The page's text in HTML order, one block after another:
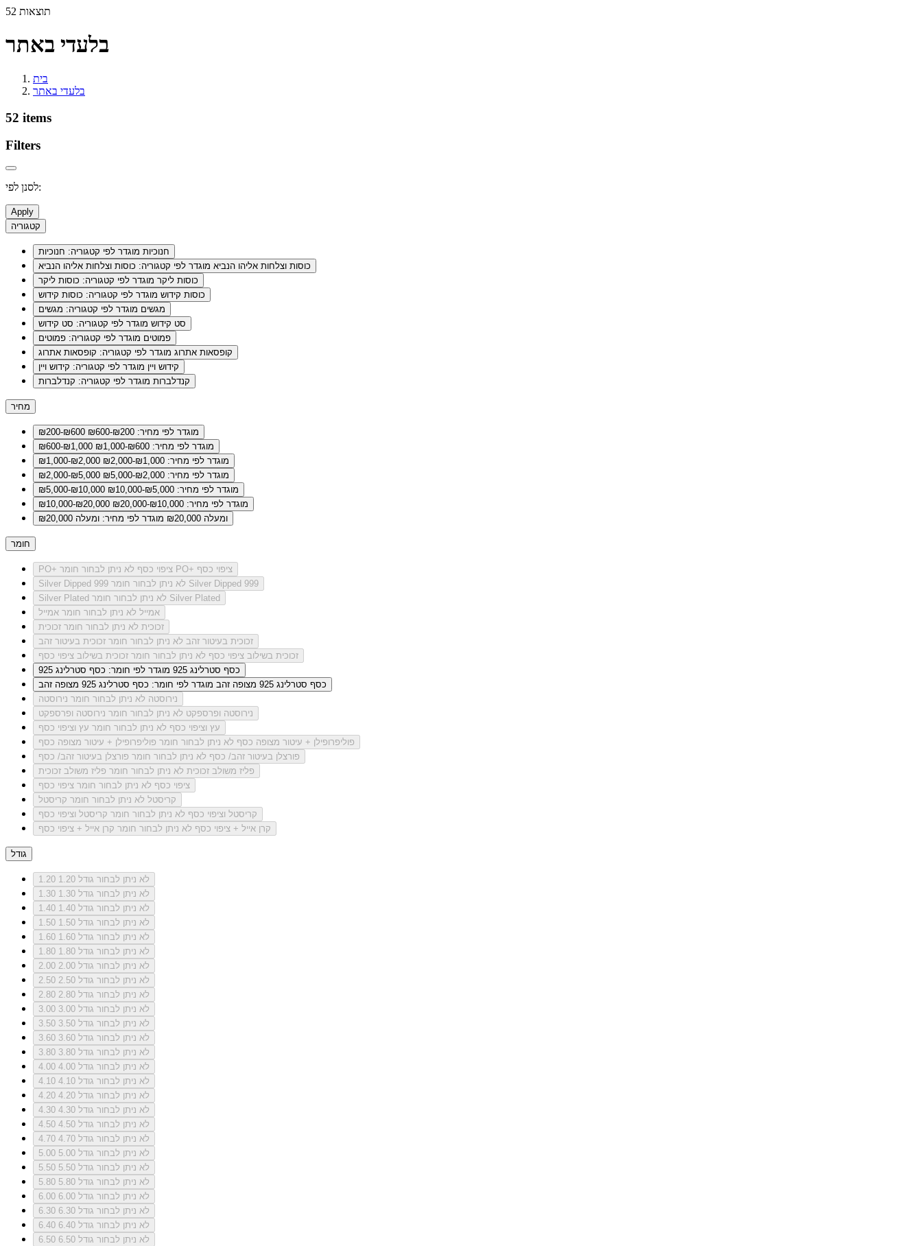
52 תוצאות
בלעדי באתר
בית
בלעדי באתר
52 items
Filters
לסנן לפי:
Apply
קטגוריה
חנוכיות מוגדר לפי קטגוריה: חנוכיות
כוסות וצלחות אליהו הנביא מוגדר לפי קטגוריה: כוסות וצלחות אליהו הנביא
כוסות ליקר מוגדר לפי קטגוריה: כוסות ליקר
כוסות קידוש מוגדר לפי קטגוריה: כוסות קידוש
מגשים מוגדר לפי קטגוריה: מגשים
סט קידוש מוגדר לפי קטגוריה: סט קידוש
פמוטים מוגדר לפי קטגוריה: פמוטים
קופסאות אתרוג מוגדר לפי קטגוריה: קופסאות אתרוג
קידוש ויין מוגדר לפי קטגוריה: קידוש ויין
קנדלברות מוגדר לפי קטגוריה: קנדלברות
מחיר
₪200-₪600
מוגדר לפי מחיר: ₪200-₪600
₪600-₪1,000
מוגדר לפי מחיר: ₪600-₪1,000
₪1,000-₪2,000
מוגדר לפי מחיר: ₪1,000-₪2,000
₪2,000-₪5,000
מוגדר לפי מחיר: ₪2,000-₪5,000
₪5,000-₪10,000
מוגדר לפי מחיר: ₪5,000-₪10,000
₪10,000-₪20,000
מוגדר לפי מחיר: ₪10,000-₪20,000
ומעלה ₪20,000
מוגדר לפי מחיר: ומעלה ₪20,000
חומר
PO+ ציפוי כסף
לא ניתן לבחור חומר PO+ ציפוי כסף
Silver Dipped 999
לא ניתן לבחור חומר Silver Dipped 999
Silver Plated
לא ניתן לבחור חומר Silver Plated
אמייל לא ניתן לבחור חומר אמייל
זכוכית לא ניתן לבחור חומר זכוכית
זכוכית בעיטור זהב לא ניתן לבחור חומר זכוכית בעיטור זהב
זכוכית בשילוב ציפוי כסף לא ניתן לבחור חומר זכוכית בשילוב ציפוי כסף
כסף סטרלינג 925
מוגדר לפי חומר: כסף סטרלינג 925
כסף סטרלינג 925 מצופה זהב
מוגדר לפי חומר: כסף סטרלינג 925 מצופה זהב
נירוסטה לא ניתן לבחור חומר נירוסטה
נירוסטה ופרספקט לא ניתן לבחור חומר נירוסטה ופרספקט
עץ וציפוי כסף לא ניתן לבחור חומר עץ וציפוי כסף
פוליפרופילן + עיטור מצופה כסף לא ניתן לבחור חומר פוליפרופילן + עיטור מצופה כסף
פורצלן בעיטור זהב/ כסף לא ניתן לבחור חומר פורצלן בעיטור זהב/ כסף
פליז משולב זכוכית לא ניתן לבחור חומר פליז משולב זכוכית
ציפוי כסף לא ניתן לבחור חומר ציפוי כסף
קריסטל לא ניתן לבחור חומר קריסטל
קריסטל וציפוי כסף לא ניתן לבחור חומר קריסטל וציפוי כסף
קרן אייל + ציפוי כסף לא ניתן לבחור חומר קרן אייל + ציפוי כסף
גודל
1.20
לא ניתן לבחור גודל 1.20
1.30
לא ניתן לבחור גודל 1.30
1.40
לא ניתן לבחור גודל 1.40
1.50
לא ניתן לבחור גודל 1.50
1.60
לא ניתן לבחור גודל 1.60
1.80
לא ניתן לבחור גודל 1.80
2.00
לא ניתן לבחור גודל 2.00
2.50
לא ניתן לבחור גודל 2.50
2.80
לא ניתן לבחור גודל 2.80
3.00
לא ניתן לבחור גודל 3.00
3.50
לא ניתן לבחור גודל 3.50
3.60
לא ניתן לבחור גודל 3.60
3.80
לא ניתן לבחור גודל 3.80
4.00
לא ניתן לבחור גודל 4.00
4.10
לא ניתן לבחור גודל 4.10
4.20
לא ניתן לבחור גודל 4.20
4.30
לא ניתן לבחור גודל 4.30
4.50
לא ניתן לבחור גודל 4.50
4.70
לא ניתן לבחור גודל 4.70
5.00
לא ניתן לבחור גודל 5.00
5.50
לא ניתן לבחור גודל 5.50
5.80
לא ניתן לבחור גודל 5.80
6.00
לא ניתן לבחור גודל 6.00
6.30
לא ניתן לבחור גודל 6.30
6.40
לא ניתן לבחור גודל 6.40
6.50
לא ניתן לבחור גודל 6.50